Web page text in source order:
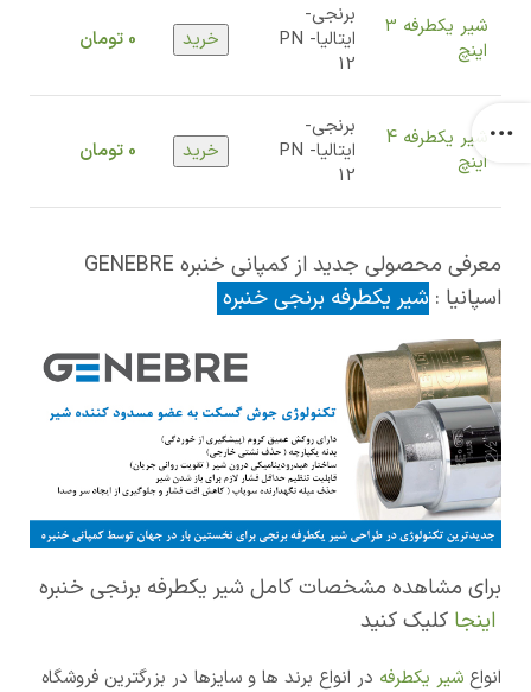
شیر یکطرفه 3
اینچ
برنجی-
ایتالیا- PN
12
خرید 0 تومان
شیر یکطرفه 4
اینچ
برنجی-
ایتالیا- PN
12
خرید 0 تومان
معرفی محصولی جدید از کمپانی خنبره GENEBRE
اسپانیا : شیر یکطرفه برنجی خنبره
برای مشاهده مشخصات کامل شیر یکطرفه برنجی خنبره
اینجا کلیک کنید
انواع شیر یکطرفه در انواع برند ها و سایزها در بزرگترین فروشگاه